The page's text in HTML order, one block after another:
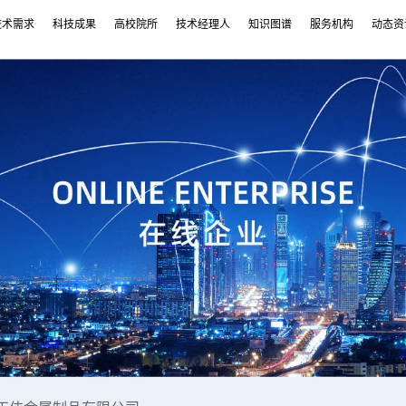
术需求 科技成果 高校院所 技术经理人 知识图谱 服务机构 动态